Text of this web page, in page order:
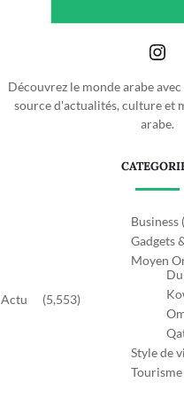
Découvrez le monde arabe
source d'actualités, culture et
arabe.
Actu (5,553)
Business
Gadgets
Moyen
Style de
Tourisme